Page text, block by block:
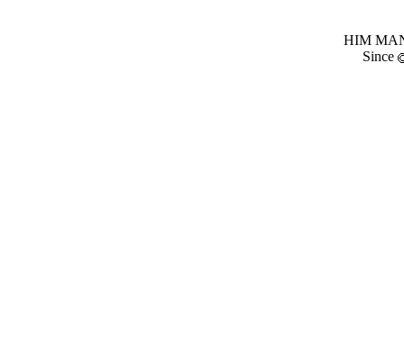
HIM
Since